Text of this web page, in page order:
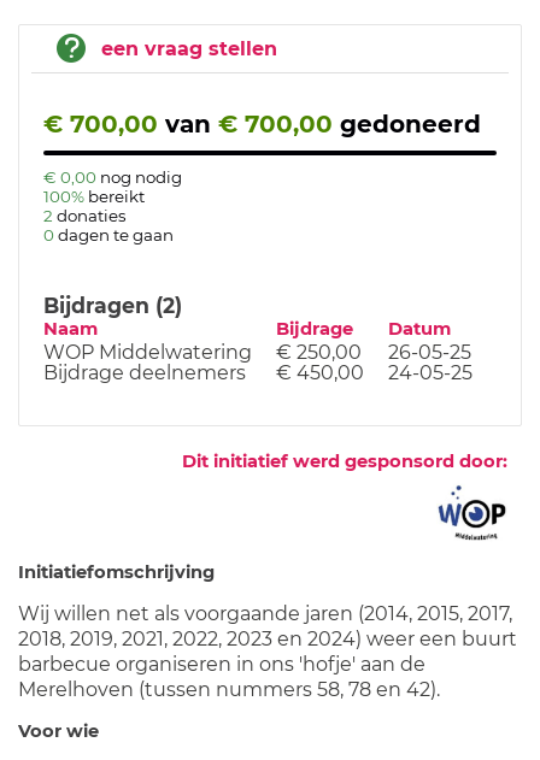
een vraag stellen
€ 700,00 van € 700,00 gedoneerd
€ 0,00 nog nodig
100% bereikt
2 donaties
0 dagen te gaan
Bijdragen (2)
Naam Bijdrage Datum
WOP Middelwatering € 250,00
26-05-25
Bijdrage deelnemers
€ 450,00 24-05-25
Dit initiatief werd gesponsord door:
Initiatiefomschrijving
Wij willen net als voorgaande jaren (2014, 2015, 2017,
2018, 2019, 2021, 2022, 2023 en 2024) weer een buurt
barbecue organiseren in ons 'hofje' aan de
Merelhoven (tussen nummers 58, 78 en 42).
Voor wie